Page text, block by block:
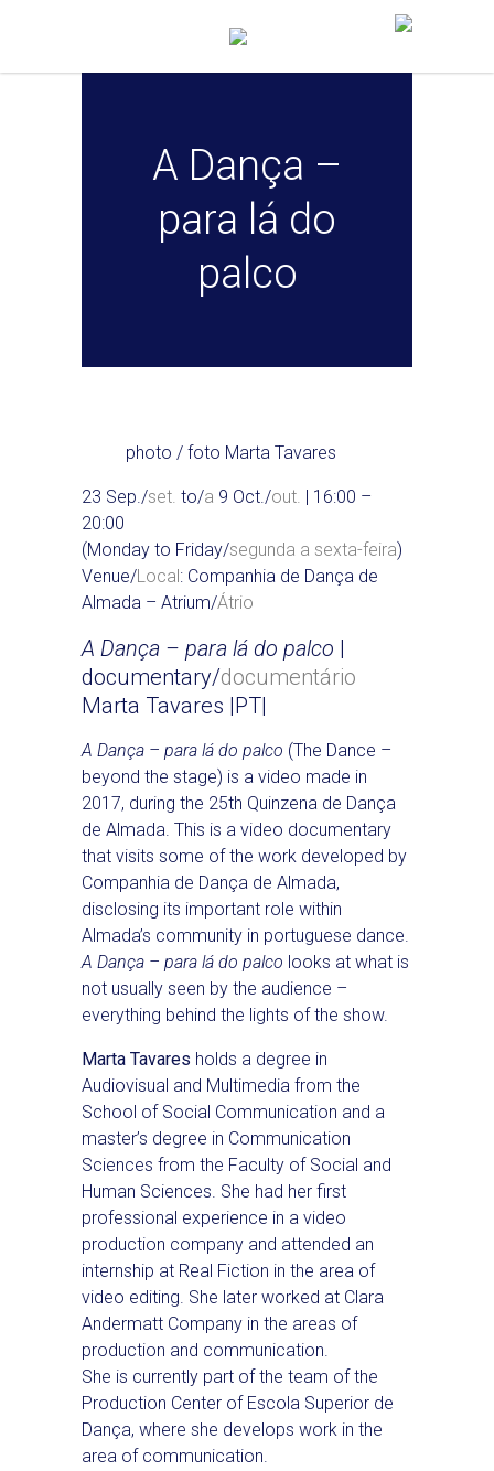
A Dança –
para lá do
palco
photo / foto Marta Tavares
23 Sep./set. to/a 9 Oct./out. | 16:00 –
20:00
(Monday to Friday/segunda a sexta-feira)
Venue/Local: Companhia de Dança de
Almada – Atrium/Átrio
A Dança – para lá do palco |
documentary/documentário
Marta Tavares |PT|
A Dança – para lá do palco (The Dance –
beyond the stage) is a video made in
2017, during the 25th Quinzena de Dança
de Almada. This is a video documentary
that visits some of the work developed by
Companhia de Dança de Almada,
disclosing its important role within
Almada’s community in portuguese dance.
A Dança – para lá do palco looks at what is
not usually seen by the audience –
everything behind the lights of the show.
Marta Tavares holds a degree in
Audiovisual and Multimedia from the
School of Social Communication and a
master’s degree in Communication
Sciences from the Faculty of Social and
Human Sciences. She had her first
professional experience in a video
production company and attended an
internship at Real Fiction in the area of ​​
video editing. She later worked at Clara
Andermatt Company in the areas of
production and communication.
She is currently part of the team of the
Production Center of Escola Superior de
Dança, where she develops work in the
area of ​​communication.